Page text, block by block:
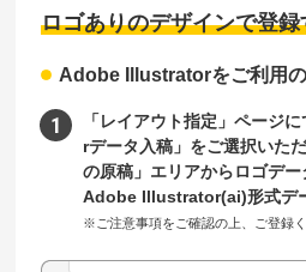
ロゴありのデザインで登録
Adobe Illustratorをご利用
「レイアウト指定」ページ
rデータ入稿」をご選択いた
の原稿」エリアからロゴデ
Adobe Illustrator(ai)形式デ
※ご注意事項をご確認の上、ご登録く